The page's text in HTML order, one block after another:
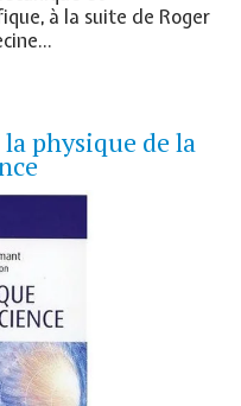
à la suite de Roger
physique de la